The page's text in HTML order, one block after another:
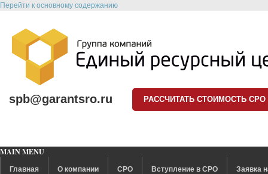
Перейти к основному содержанию
spb@garantsro.ru РАССЧИТАТЬ СТОИМОСТЬ СРО
MAIN MENU
Главная О компании СРО Вступление в СРО Заявка